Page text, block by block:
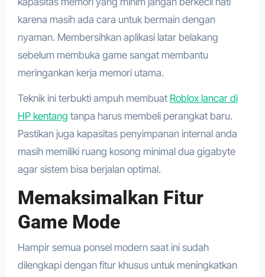
karena masih ada cara untuk bermain dengan
nyaman. Membersihkan aplikasi latar belakang
sebelum membuka game sangat membantu
meringankan kerja memori utama.
Teknik ini terbukti ampuh membuat Roblox lancar di
HP kentang tanpa harus membeli perangkat baru.
Pastikan juga kapasitas penyimpanan internal anda
masih memiliki ruang kosong minimal dua gigabyte
agar sistem bisa berjalan optimal.
Memaksimalkan Fitur
Game Mode
Hampir semua ponsel modern saat ini sudah
dilengkapi dengan fitur khusus untuk meningkatkan